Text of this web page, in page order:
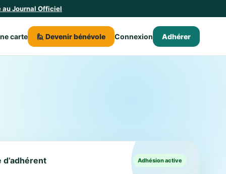
Journal Officiel
carte 🙋 Devenir bénévole Connexion Adhérer
Adhésion active